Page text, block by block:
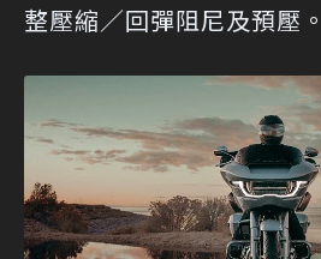
整壓縮／回彈阻尼及預壓。